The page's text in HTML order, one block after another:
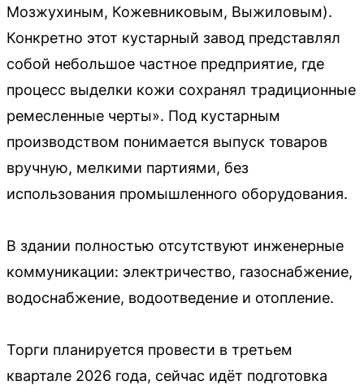
Мозжухиным, Кожевниковым, Выжиловым).
Конкретно этот кустарный завод представлял
собой небольшое частное предприятие, где
процесс выделки кожи сохранял традиционные
ремесленные черты». Под кустарным
производством понимается выпуск товаров
вручную, мелкими партиями, без
использования промышленного оборудования.
В здании полностью отсутствуют инженерные
коммуникации: электричество, газоснабжение,
водоснабжение, водоотведение и отопление.
Торги планируется провести в третьем
квартале 2026 года, сейчас идёт подготовка